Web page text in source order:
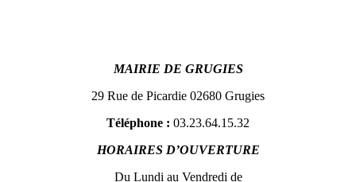
MAIRIE DE GRUGIES
29 Rue de Picardie 02680 Grugies
Téléphone : 03.23.64.15.32
HORAIRES D’OUVERTURE
Du Lundi au Vendredi de